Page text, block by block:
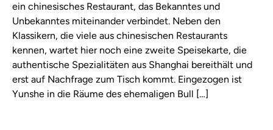
ein chinesisches Restaurant, das Bekanntes und
Unbekanntes miteinander verbindet. Neben den
Klassikern, die viele aus chinesischen Restaurants
kennen, wartet hier noch eine zweite Speisekarte, die
authentische Spezialitäten aus Shanghai bereithält und
erst auf Nachfrage zum Tisch kommt. Eingezogen ist
Yunshe in die Räume des ehemaligen Bull […]